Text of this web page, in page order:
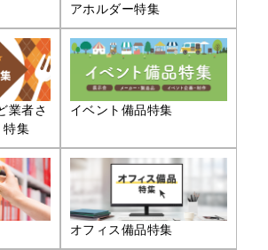
アホルダー特集
業者さ
特集
イベント備品特集
オフィス備品特集